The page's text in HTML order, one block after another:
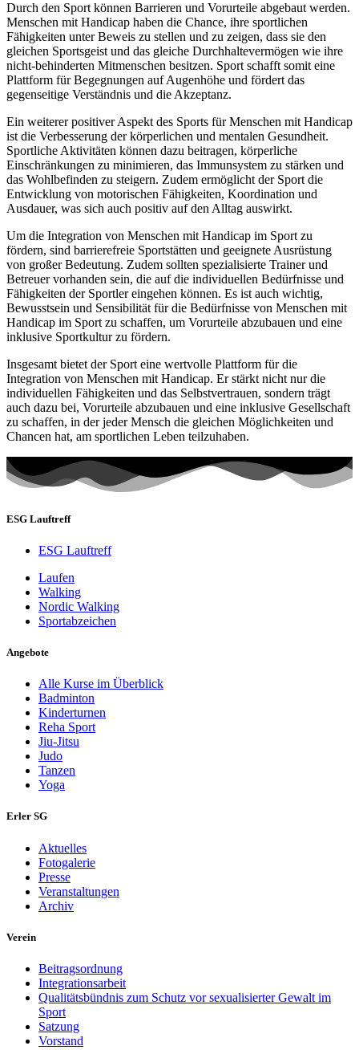
Durch den Sport können Barrieren und Vorurteile abgebaut werden.
Menschen mit Handicap haben die Chance, ihre sportlichen
Fähigkeiten unter Beweis zu stellen und zu zeigen, dass sie den
gleichen Sportsgeist und das gleiche Durchhaltevermögen wie ihre
nicht-behinderten Mitmenschen besitzen. Sport schafft somit eine
Plattform für Begegnungen auf Augenhöhe und fördert das
gegenseitige Verständnis und die Akzeptanz.
Ein weiterer positiver Aspekt des Sports für Menschen mit Handicap
ist die Verbesserung der körperlichen und mentalen Gesundheit.
Sportliche Aktivitäten können dazu beitragen, körperliche
Einschränkungen zu minimieren, das Immunsystem zu stärken und
das Wohlbefinden zu steigern. Zudem ermöglicht der Sport die
Entwicklung von motorischen Fähigkeiten, Koordination und
Ausdauer, was sich auch positiv auf den Alltag auswirkt.
Um die Integration von Menschen mit Handicap im Sport zu
fördern, sind barrierefreie Sportstätten und geeignete Ausrüstung
von großer Bedeutung. Zudem sollten spezialisierte Trainer und
Betreuer vorhanden sein, die auf die individuellen Bedürfnisse und
Fähigkeiten der Sportler eingehen können. Es ist auch wichtig,
Bewusstsein und Sensibilität für die Bedürfnisse von Menschen mit
Handicap im Sport zu schaffen, um Vorurteile abzubauen und eine
inklusive Sportkultur zu fördern.
Insgesamt bietet der Sport eine wertvolle Plattform für die
Integration von Menschen mit Handicap. Er stärkt nicht nur die
individuellen Fähigkeiten und das Selbstvertrauen, sondern trägt
auch dazu bei, Vorurteile abzubauen und eine inklusive Gesellschaft
zu schaffen, in der jeder Mensch die gleichen Möglichkeiten und
Chancen hat, am sportlichen Leben teilzuhaben.
ESG Lauftreff
ESG Lauftreff
Laufen
Walking
Nordic Walking
Sportabzeichen
Angebote
Alle Kurse im Überblick
Badminton
Kinderturnen
Reha Sport
Jiu-Jitsu
Judo
Tanzen
Yoga
Erler SG
Aktuelles
Fotogalerie
Presse
Veranstaltungen
Archiv
Verein
Beitragsordnung
Integrationsarbeit
Qualitätsbündnis zum Schutz vor sexualisierter Gewalt im
Sport
Satzung
Vorstand